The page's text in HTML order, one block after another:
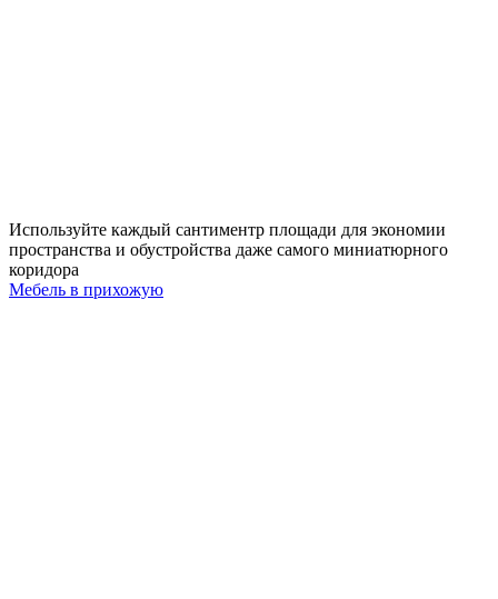
Используйте каждый сантиментр площади для экономии
пространства и обустройства даже самого миниатюрного
коридора
Мебель в прихожую